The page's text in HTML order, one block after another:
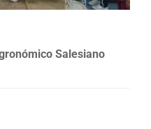
Salesiano